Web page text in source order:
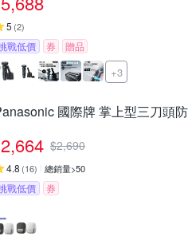
5 (2)
戰低價 券 贈品
+3
國際牌 掌上型三刀頭
2,664 $2,690
4.8 (16) 總銷量>50
戰低價 券